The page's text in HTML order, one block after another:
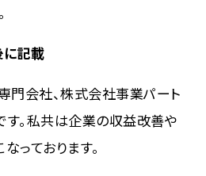
に記載
門会社、株式会社事業パート
。私共は企業の収益改善や
っております。